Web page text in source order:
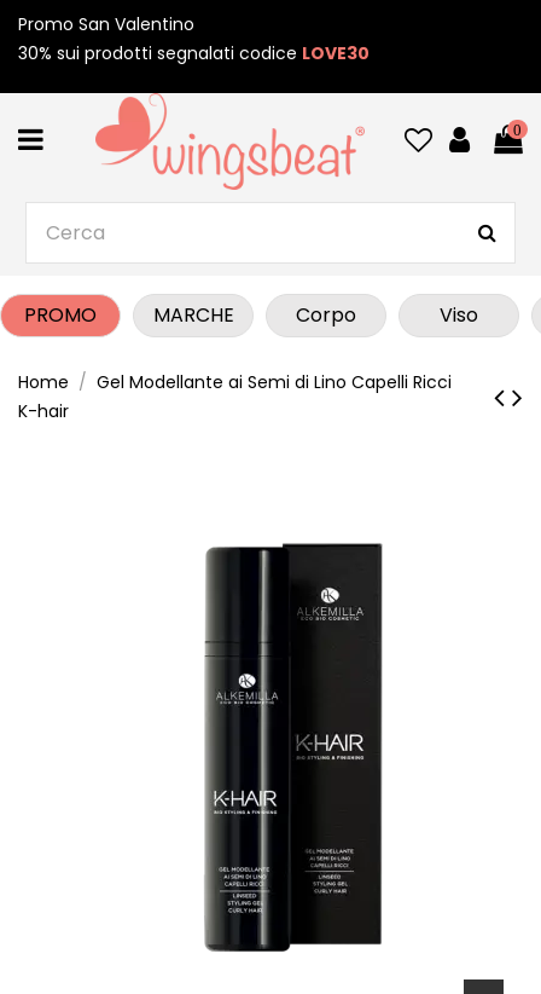
Promo San Valentino
30% sui prodotti segnalati codice LOVE30
0
PROMO MARCHE Corpo Viso
Home
Gel Modellante ai Semi di Lino Capelli Ricci
K-hair